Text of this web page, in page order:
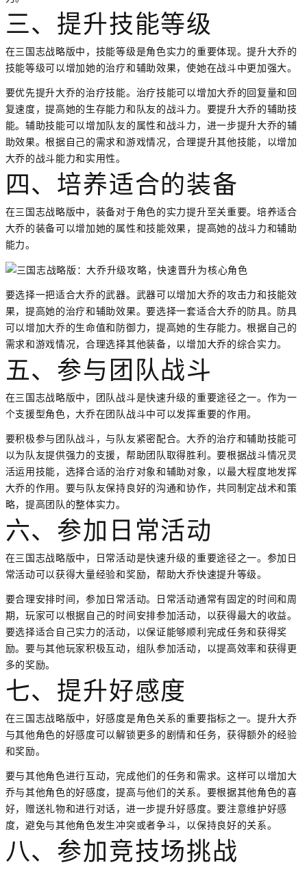
三、提升技能等级
在三国志战略版中，技能等级是角色实力的重要体现。提升大乔的
技能等级可以增加她的治疗和辅助效果，使她在战斗中更加强大。
要优先提升大乔的治疗技能。治疗技能可以增加大乔的回复量和回
复速度，提高她的生存能力和队友的战斗力。要提升大乔的辅助技
能。辅助技能可以增加队友的属性和战斗力，进一步提升大乔的辅
助效果。根据自己的需求和游戏情况，合理提升其他技能，以增加
大乔的战斗能力和实用性。
四、培养适合的装备
在三国志战略版中，装备对于角色的实力提升至关重要。培养适合
大乔的装备可以增加她的属性和技能效果，提高她的战斗力和辅助
能力。
要选择一把适合大乔的武器。武器可以增加大乔的攻击力和技能效
果，提高她的治疗和辅助效果。要选择一套适合大乔的防具。防具
可以增加大乔的生命值和防御力，提高她的生存能力。根据自己的
需求和游戏情况，合理选择其他装备，以增加大乔的综合实力。
五、参与团队战斗
在三国志战略版中，团队战斗是快速升级的重要途径之一。作为一
个支援型角色，大乔在团队战斗中可以发挥重要的作用。
要积极参与团队战斗，与队友紧密配合。大乔的治疗和辅助技能可
以为队友提供强力的支援，帮助团队取得胜利。要根据战斗情况灵
活运用技能，选择合适的治疗对象和辅助对象，以最大程度地发挥
大乔的作用。要与队友保持良好的沟通和协作，共同制定战术和策
略，提高团队的整体实力。
六、参加日常活动
在三国志战略版中，日常活动是快速升级的重要途径之一。参加日
常活动可以获得大量经验和奖励，帮助大乔快速提升等级。
要合理安排时间，参加日常活动。日常活动通常有固定的时间和周
期，玩家可以根据自己的时间安排参加活动，以获得最大的收益。
要选择适合自己实力的活动，以保证能够顺利完成任务和获得奖
励。要与其他玩家积极互动，组队参加活动，以提高效率和获得更
多的奖励。
七、提升好感度
在三国志战略版中，好感度是角色关系的重要指标之一。提升大乔
与其他角色的好感度可以解锁更多的剧情和任务，获得额外的经验
和奖励。
要与其他角色进行互动，完成他们的任务和需求。这样可以增加大
乔与其他角色的好感度，提高与他们的关系。要根据其他角色的喜
好，赠送礼物和进行对话，进一步提升好感度。要注意维护好感
度，避免与其他角色发生冲突或者争斗，以保持良好的关系。
八、参加竞技场挑战